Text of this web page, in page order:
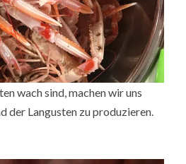
wach sind, machen wir uns
der Langusten zu produzieren.